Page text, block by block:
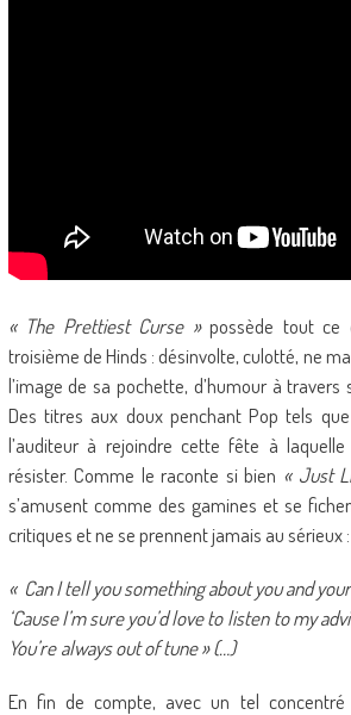
« The Prettiest Curse »possède tout ce
troisième de Hinds : désinvolte, culotté, ne
l’image de sa pochette, d’humour à travers
Des titres aux doux penchant Pop tels que
l’auditeur à rejoindre cette fête à
résister. Comme le raconte si bien « Just
s’amusent comme des gamines et se
critiques et ne se prennent jamais au sérieux :
« Can I tell you something about you and
‘Cause I’m sure you’d love to listen to my
You’re always out of tune » (…)
En fin de compte, avec un tel